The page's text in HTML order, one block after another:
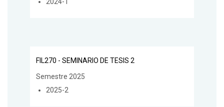
FIL270 - SEMINARIO DE TESIS 2
Semestre 2025
2025-2